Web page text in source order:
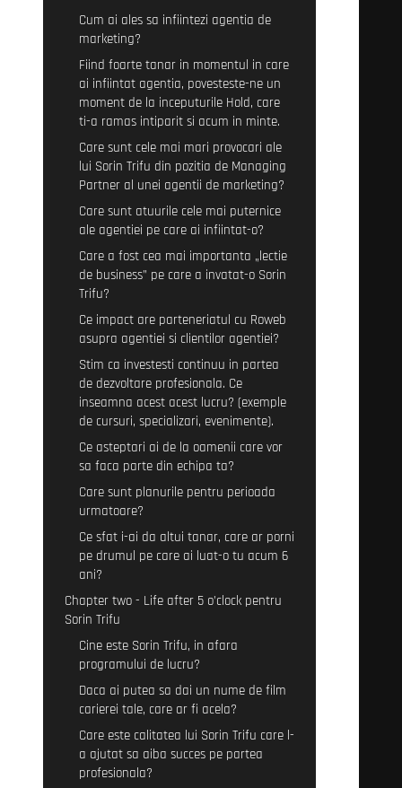
Cum ai ales sa infiintezi agentia de
marketing?
Fiind foarte tanar in momentul in care
ai infiintat agentia, povesteste-ne un
moment de la inceputurile Hold, care
ti-a ramas intiparit si acum in minte.
Care sunt cele mai mari provocari ale
lui Sorin Trifu din pozitia de Managing
Partner al unei agentii de marketing?
Care sunt atuurile cele mai puternice
ale agentiei pe care ai infiintat-o?
Care a fost cea mai importanta „lectie
de business” pe care a invatat-o Sorin
Trifu?
Ce impact are parteneriatul cu Roweb
asupra agentiei si clientilor agentiei?
Stim ca investesti continuu in partea
de dezvoltare profesionala. Ce
inseamna acest acest lucru? (exemple
de cursuri, specializari, evenimente).
Ce asteptari ai de la oamenii care vor
sa faca parte din echipa ta?
Care sunt planurile pentru perioada
urmatoare?
Ce sfat i-ai da altui tanar, care ar porni
pe drumul pe care ai luat-o tu acum 6
ani?
Chapter two - Life after 5 o’clock pentru
Sorin Trifu
Cine este Sorin Trifu, in afara
programului de lucru?
Daca ai putea sa dai un nume de film
carierei tale, care ar fi acela?
Care este calitatea lui Sorin Trifu care l-
a ajutat sa aiba succes pe partea
profesionala?